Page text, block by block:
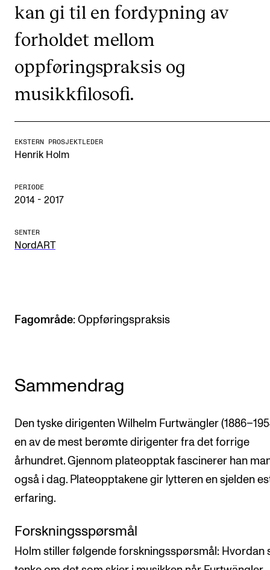
INTERNASJONALT
Utveksling
Internasjonal strategi
Samarbeidsprosjekter
Arrangementer og konserter
Ledige stillinger
Kontakt oss
kan gi til en fordypning av
forholdet mellom
oppføringspraksis og
musikkfilosofi.
EKSTERN PROSJEKTLEDER
Henrik Holm
PERIODE
2014 - 2017
SENTER
NordART
Fagområde: Oppføringspraksis
Sammendrag
Den tyske dirigenten Wilhelm Furtwängler
en av de mest berømte dirigenter fra det forrige
århundret. Gjennom plateopptak fascinerer han
også i dag. Plateopptakene gir lytteren en sjelden
erfaring.
Forskningsspørsmål
Holm stiller følgende forskningsspørsmål: Hvordan